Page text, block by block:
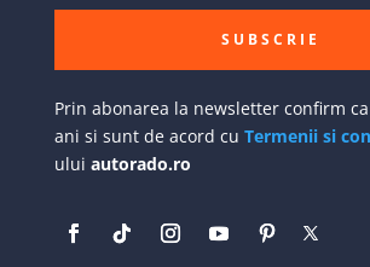
SUBSCRIE
Prin abonarea la newsletter confirm
ani si sunt de acord cu Termenii si
ului autorado.ro